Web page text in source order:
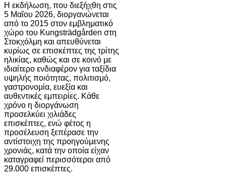
Η εκδήλωση, που διεξήχθη στις
5 Μαΐου 2026, διοργανώνεται
από το 2015 στον εμβληματικό
χώρο του Kungsträdgården στη
Στοκχόλμη και απευθύνεται
κυρίως σε επισκέπτες της τρίτης
ηλικίας, καθώς και σε κοινό με
ιδιαίτερο ενδιαφέρον για ταξίδια
υψηλής ποιότητας, πολιτισμό,
γαστρονομία, ευεξία και
αυθεντικές εμπειρίες. Κάθε
χρόνο η διοργάνωση
προσελκύει χιλιάδες
επισκέπτες, ενώ φέτος η
προσέλευση ξεπέρασε την
αντίστοιχη της προηγούμενης
χρονιάς, κατά την οποία είχαν
καταγραφεί περισσότεροι από
29.000 επισκέπτες.